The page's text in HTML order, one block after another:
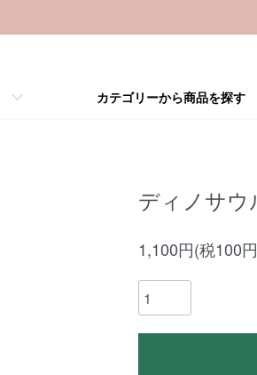
カテゴリーから商品を探す
ディノサ
1,100円(税100